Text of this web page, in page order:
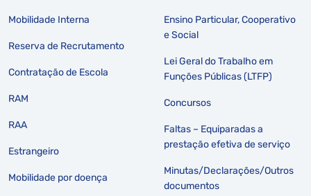
Mobilidade Interna
Reserva de Recrutamento
Contratação de Escola
RAM
RAA
Estrangeiro
Mobilidade por doença
Ensino Particular, Cooperativo
e Social
Lei Geral do Trabalho em
Funções Públicas (LTFP)
Concursos
Faltas – Equiparadas a
prestação efetiva de serviço
Minutas/Declarações/Outros
documentos